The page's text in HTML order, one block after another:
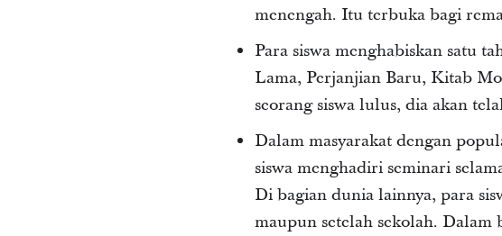
menengah. Itu terbuka bagi
Para siswa menghabiskan satu
Lama, Perjanjian Baru, Kitab
seorang siswa lulus, dia akan
Dalam masyarakat dengan
siswa menghadiri seminari
Di bagian dunia lainnya, para
maupun setelah sekolah. Dalam